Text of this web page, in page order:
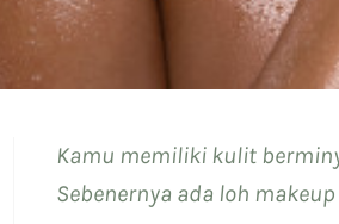
Kamu memiliki kulit
Sebenernya ada loh